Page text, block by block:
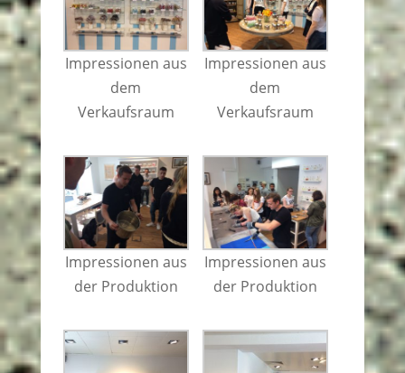
Impressionen aus
dem
Verkaufsraum
Impressionen aus
dem
Verkaufsraum
Impressionen aus
der Produktion
Impressionen aus
der Produktion